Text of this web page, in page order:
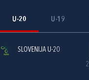
U-20 U-19
SLOVENIJA U-20